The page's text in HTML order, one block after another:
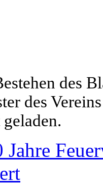
des
des
Jahre